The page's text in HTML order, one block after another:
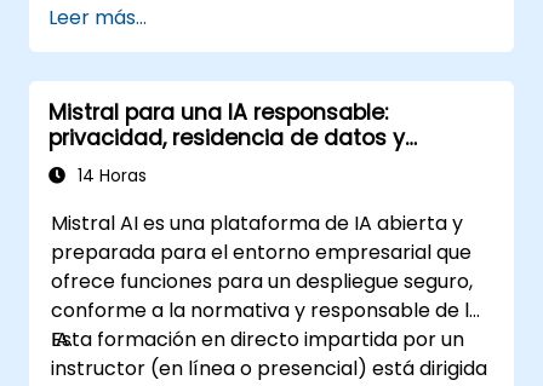
Leer más...
Mistral para una IA responsable:
privacidad, residencia de datos y
controles empresariales
14 Horas
Mistral AI es una plataforma de IA abierta y
preparada para el entorno empresarial que
ofrece funciones para un despliegue seguro,
conforme a la normativa y responsable de la
IA.
Esta formación en directo impartida por un
instructor (en línea o presencial) está dirigida